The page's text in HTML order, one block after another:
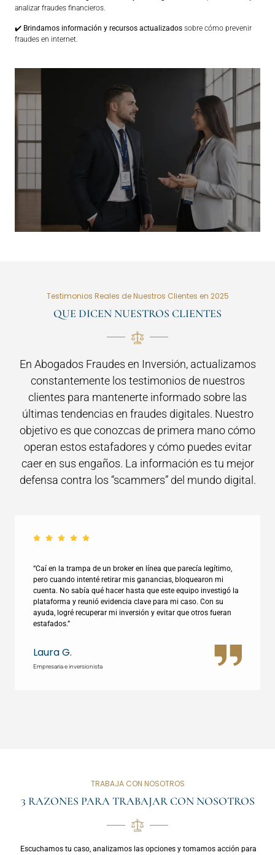
analizar fraudes financieros.
✔️ Brindamos información y recursos actualizados sobre cómo prevenir
fraudes en internet.
Testimonios Reales de Nuestros Clientes en 2025
QUE DICEN NUESTROS CLIENTES
En Abogados Fraudes en Inversión, actualizamos
constantemente los testimonios de nuestros
clientes para mantenerte informado sobre las
últimas tendencias en fraudes digitales. Nuestro
objetivo es que conozcas de primera mano cómo
operan estos estafadores y cómo puedes evitar
caer en sus engaños. La información es tu mejor
defensa contra los “scammers” del mundo digital.
“Caí en la trampa de un broker en línea que parecía legítimo,
pero cuando intenté retirar mis ganancias, bloquearon mi
cuenta. No sabía qué hacer hasta que este equipo investigó la
plataforma y reunió evidencia clave para mi caso. Con su
ayuda, logré recuperar mi inversión y evitar que otros fueran
estafados.”
Laura G.
Empresaria e inversionista
TRABAJA CON NOSOTROS
3 RAZONES PARA TRABAJAR CON NOSOTROS
Escuchamos tu caso, analizamos las opciones y tomamos acción para